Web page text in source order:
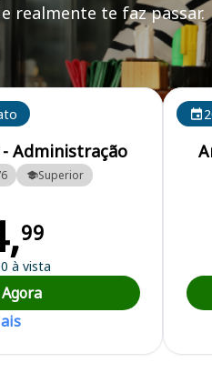
realmente te faz passar.
de Justiça do Pará
no concurso TJ PA
Administração
Superior
99
à vista